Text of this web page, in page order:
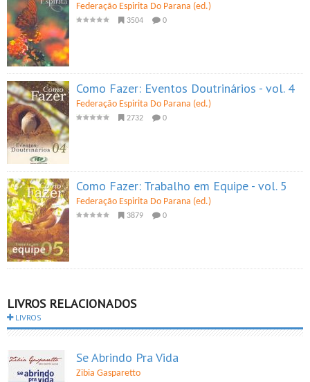
Federação Espirita Do Parana (ed.)
3504 0
Como Fazer: Eventos Doutrinários - vol. 4
Federação Espirita Do Parana (ed.)
2732 0
Como Fazer: Trabalho em Equipe - vol. 5
Federação Espirita Do Parana (ed.)
3879 0
LIVROS RELACIONADOS
LIVROS
Se Abrindo Pra Vida
Zibia Gasparetto